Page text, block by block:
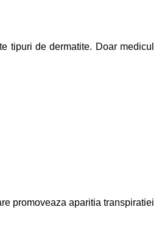
tipuri de dermatite. Doar medicul
promoveaza aparitia transpiratiei